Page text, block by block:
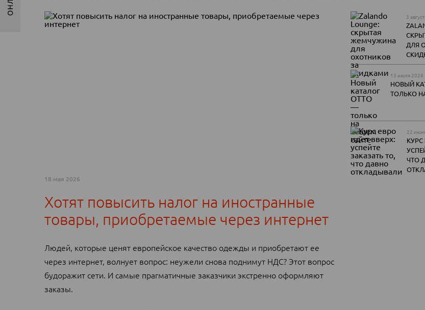
3
ДЛЯ
13 июля 2026
НОВЫЙ
ТОЛЬКО
22
КУРС
ЧТО
18 мая 2026
Хотят повысить налог на иностранные
товары, приобретаемые через интернет
Людей, которые ценят европейское качество одежды и приобретают ее
через интернет, волнует вопрос: неужели снова поднимут НДС? Этот вопрос
будоражит сети. И самые прагматичные заказчики экстренно оформляют
заказы.